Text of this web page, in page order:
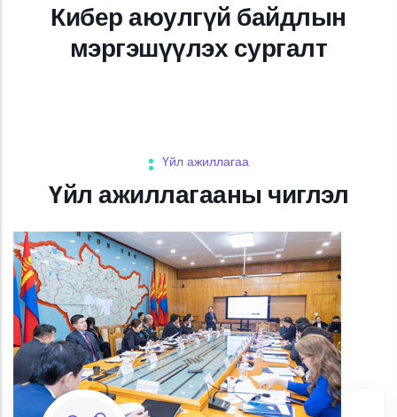
Кибер аюулгүй байдлын
мэргэшүүлэх сургалт
Үйл ажиллагаа
Үйл ажиллагааны чиглэл